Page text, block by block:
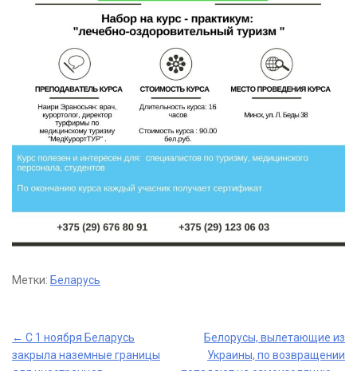
Метки: Беларусь
Post
← С 1 ноября Беларусь
закрыла наземные границы
Белорусы, вылетающие из
Украины, по возвращении